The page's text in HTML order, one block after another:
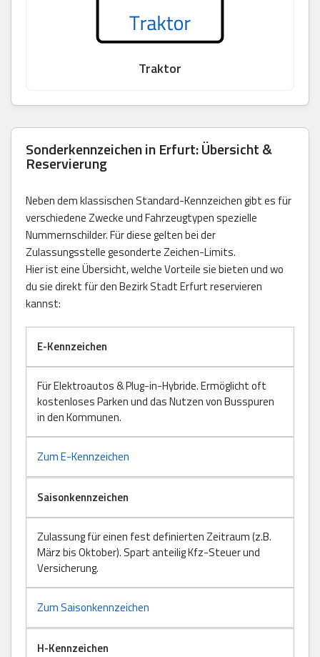
Traktor
Sonderkennzeichen in Erfurt: Übersicht &
Reservierung
Neben dem klassischen Standard-Kennzeichen gibt es für
verschiedene Zwecke und Fahrzeugtypen spezielle
Nummernschilder. Für diese gelten bei der
Zulassungsstelle gesonderte Zeichen-Limits.
Hier ist eine Übersicht, welche Vorteile sie bieten und wo
du sie direkt für den Bezirk Stadt Erfurt reservieren
kannst:
E-Kennzeichen
Für Elektroautos & Plug-in-Hybride. Ermöglicht oft
kostenloses Parken und das Nutzen von Busspuren
in den Kommunen.
Zum E-Kennzeichen
Saisonkennzeichen
Zulassung für einen fest definierten Zeitraum (z.B.
März bis Oktober). Spart anteilig Kfz-Steuer und
Versicherung.
Zum Saisonkennzeichen
H-Kennzeichen